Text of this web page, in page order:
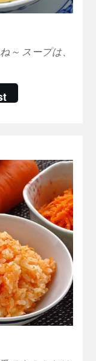
～ スープは、